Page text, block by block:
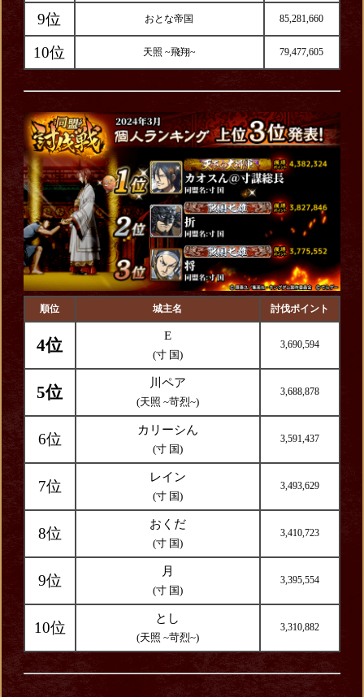
9位 おとな帝国 85,281,660
10位 天照 ~飛翔~ 79,477,605
順位 城主名 討伐ポイント
4位 E
(寸 国)
3,690,594
5位 川ペア
(天照 ~苛烈~)
3,688,878
6位
カリーシん
(寸 国)
3,591,437
7位
レイン
(寸 国)
3,493,629
8位
おくだ
(寸 国)
3,410,723
9位
月
(寸 国)
3,395,554
10位
とし
(天照 ~苛烈~)
3,310,882